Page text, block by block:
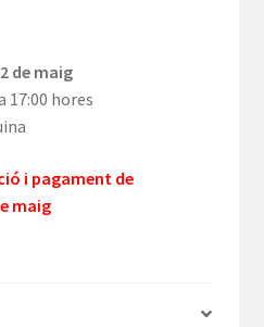
de maig
17:00 hores
i pagament de
maig